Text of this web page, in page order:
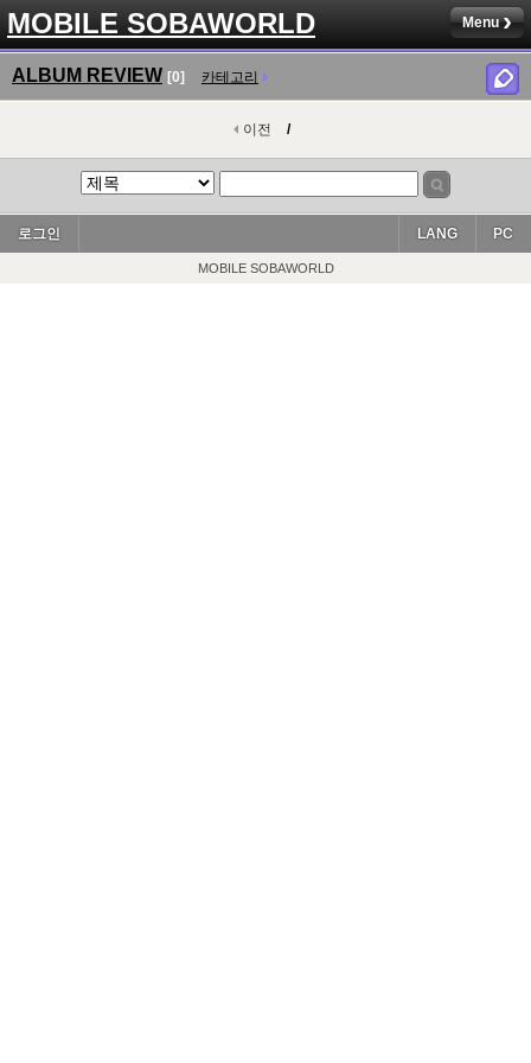
MOBILE SOBAWORLD Menu
ALBUM REVIEW [0] 카테고리
이전 /
로그인 PC
LANG
MOBILE SOBAWORLD